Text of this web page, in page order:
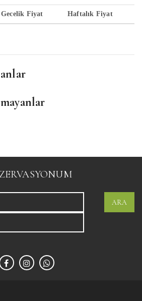
Gecelik Fiyat Haftalık Fiyat
ARA